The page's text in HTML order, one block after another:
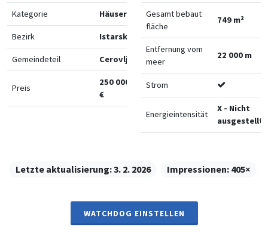
Kategorie Häuser
Bezirk Istarska
Gemeindeteil Cerovlje
Preis
250 000
€
Gesamt bebaut
fläche
749 m²
Entfernung vom
meer
22 000 m
Strom
Energieintensität
X - Nicht
ausgestellt
Letzte aktualisierung:3. 2. 2026 Impressionen: 405×
WATCHDOG EINSTELLEN